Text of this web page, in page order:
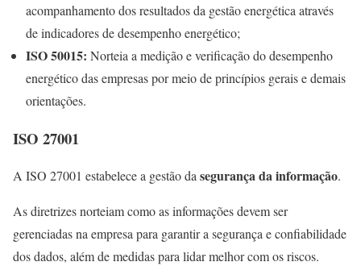
acompanhamento dos resultados da gestão energética através
de indicadores de desempenho energético;
ISO 50015: Norteia a medição e verificação do desempenho
energético das empresas por meio de princípios gerais e demais
orientações.
ISO 27001
A ISO 27001 estabelece a gestão dasegurança da informação.
As diretrizes norteiam como as informações devem ser
gerenciadas na empresa para garantir a segurança e confiabilidade
dos dados, além de medidas para lidar melhor com os riscos.